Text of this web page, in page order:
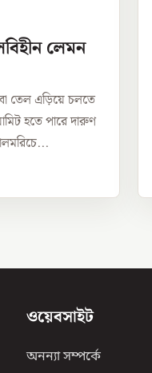
লেমন
তেল এড়িয়ে চলতে
হতে পারে দারুণ
ওয়েবসাইট
অনন্যা সম্পর্কে